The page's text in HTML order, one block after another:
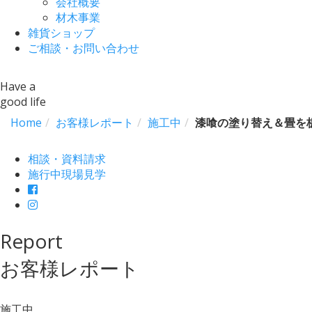
材木事業
雑貨ショップ
ご相談・お問い合わせ
Have a
good life
Home
お客様レポート 施工中 漆喰の塗り替え＆畳を
相談・資料請求
施行中現場見学
Report
お客様レポート